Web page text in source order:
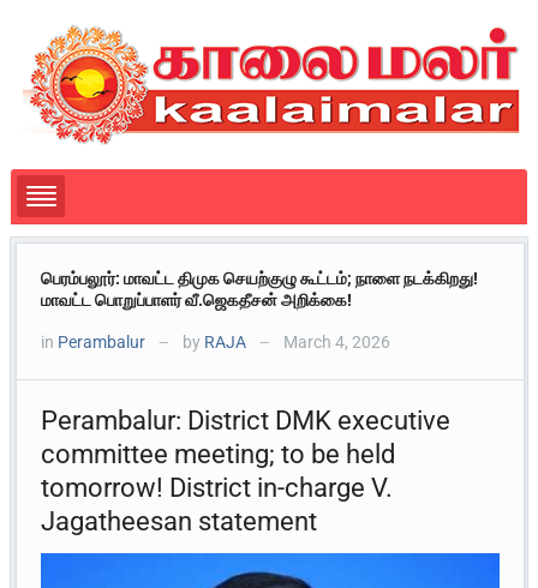
பெரம்பலூர்: மாவட்ட திமுக செயற்குழு கூட்டம்; நாளை நடக்கிறது!
மாவட்ட பொறுப்பாளர் வீ.ஜெகதீசன் அறிக்கை!
in Perambalur — by RAJA — March 4, 2026
Perambalur: District DMK executive
committee meeting; to be held
tomorrow! District in-charge V.
Jagatheesan statement